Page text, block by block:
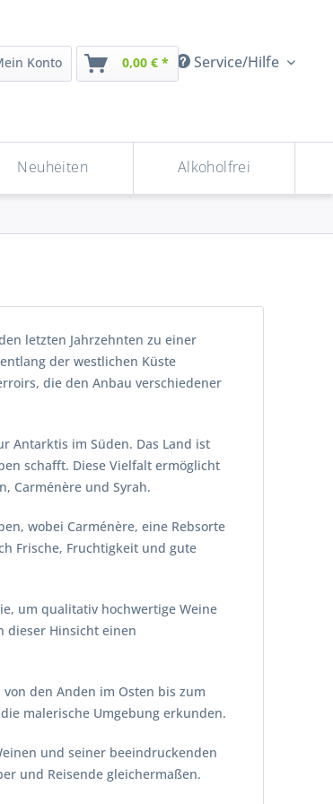
Service/Hilfe
Konto 0,00 € *
Neuheiten Alkoholfrei
letzten Jahrzehnten zu einer
der westlichen Küste
die den Anbau verschiedener
Antarktis im Süden. Das Land ist
schafft. Diese Vielfalt ermöglicht
Carménère und Syrah.
wobei Carménère, eine Rebsorte
Frische, Fruchtigkeit und gute
um qualitativ hochwertige Weine
dieser Hinsicht einen
den Anden im Osten bis zum
malerische Umgebung erkunden.
und seiner beeindruckenden
und Reisende gleichermaßen.